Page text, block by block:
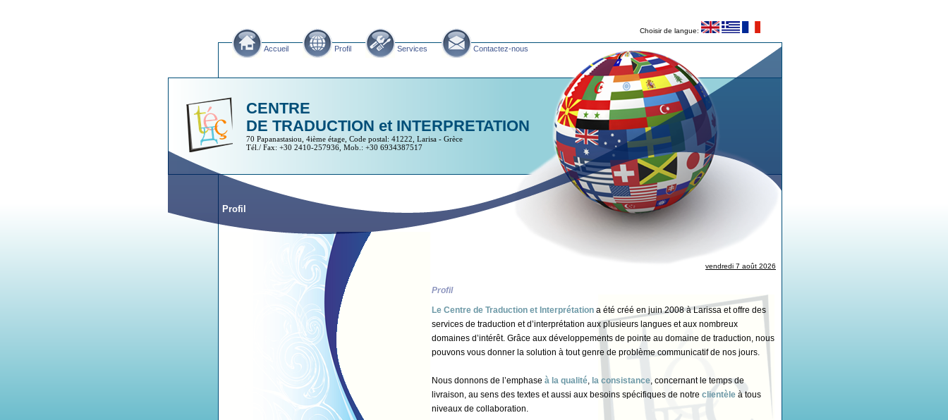
Choisir de langue:
Accueil Profil Services Contactez-nous
CENTRE
DE TRADUCTION et INTERPRETATION
70 Papanastasiou, 4ième étage, Code postal: 41222, Larisa - Grèce
Tél./ Fax: +30 2410-257936, Mob.: +30 6934387517
Profil
vendredi 7 août 2026
Profil
Le Centre de Traduction et Interprétation a été créé en juin 2008 à Larissa et offre des
services de traduction et d’interprétation aux plusieurs langues et aux nombreux
domaines d’intérêt. Grâce aux développements de pointe au domaine de traduction, nous
pouvons vous donner la solution à tout genre de problème communicatif de nos jours.
Nous donnons de l’emphase à la qualité, la consistance, concernant le temps de
livraison, au sens des textes et aussi aux besoins spécifiques de notre clientèle à tous
niveaux de collaboration.